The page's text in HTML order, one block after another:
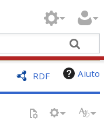
RDF Aiuto